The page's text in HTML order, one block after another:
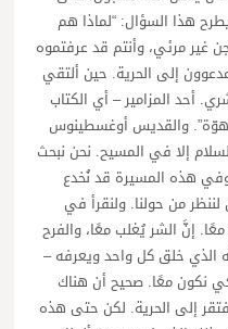
هذا السؤال: “لماذا هم
غير مرئي، وأنتم قد عرفتموه
إلى الحرية. حين ألتقي
أحد المزامير – أي الكتاب
والقديس أوغسطينوس
إلا في المسيح. نحن نبحث
هذه المسيرة قد نُخدع
من حولنا. ولنقرأ في
إنَّ الشر يُغلب معًا، والفرح
الذي خلق كل واحد ويعرفه –
نكون معًا. صحيح أن هناك
إلى الحرية. لكن حتى هذه